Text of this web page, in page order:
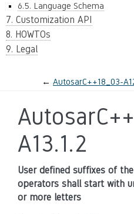
6.5. Language Schema
7. Customization API
8. HOWTOs
9. Legal
← AutosarC++18_03-
A13.1.2
User defined suffixes of
operators shall start with
or more letters